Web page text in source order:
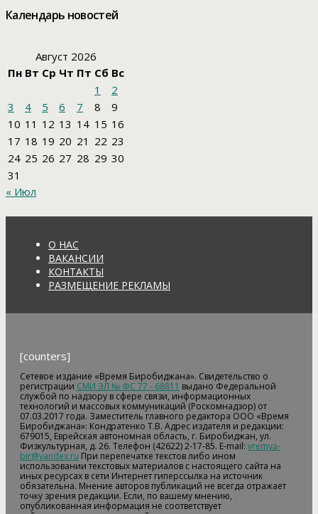
Календарь новостей
Август 2026
Пн Вт Ср Чт Пт Сб Вс
1
2
3
4 5 6 7 8
9
10 11 12 13 14 15 16
17 18 19 20 21 22 23
24 25 26 27 28 29 30
31
« Июл
О НАС
ВАКАНСИИ
КОНТАКТЫ
РАЗМЕЩЕНИЕ РЕКЛАМЫ
[counters]
Сетевое издание «Время Биробиджана». Свидетельство о
регистрации СМИ ЭЛ № ФС 77 - 68811 выдано Федеральной
службой по надзору в сфере связи, информационных
технологий и массовых коммуникаций (Роскомнадзор) от
07.03.2017 года. Заместитель главного редактора ООО «Время
Биробиджана»: Кондратенко Т.В. Адрес издателя и редакции:
679015, Еврейская автономная область, г. Биробиджан, ул.
Физкультурная, д. 26. Телефон (42622) 2-17-85. E-mail: vremya-
bir@yandex.ru При перепечатке текстов либо ином
использовании текстовых материалов с настоящего сайта на
иных ресурсах в сети Интернет гиперссылка на источник
обязательна. Мнение авторов публикаций не всегда отражает
точку зрения редакции. Если, по вашему мнению,
опубликованная информация не соответствует